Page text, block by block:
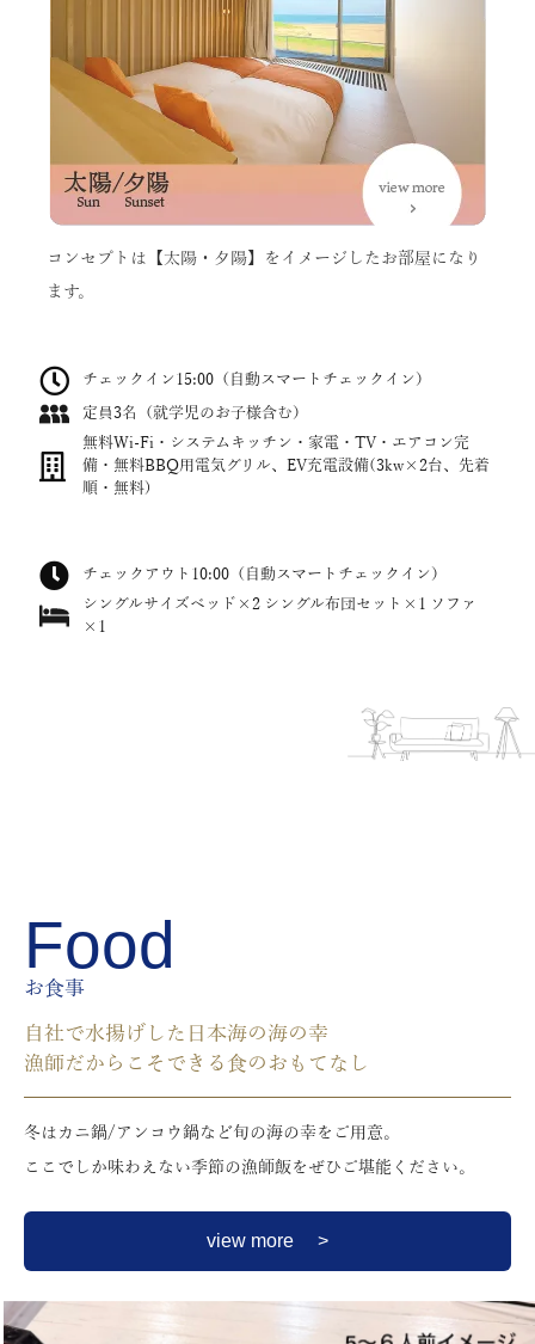
コンセプトは【太陽・夕陽】をイメージしたお部屋になり
ます。
チェックイン15:00（自動スマートチェックイン）
定員3名（就学児のお子様含む）
無料Wi-Fi・システムキッチン・家電・TV・エアコン完
備・無料BBQ用電気グリル、EV充電設備(3kw×2台、先着
順・無料)
チェックアウト10:00（自動スマートチェックイン）
シングルサイズベッド×2 シングル布団セット×1 ソファ
×1
Food
お食事
自社で水揚げした日本海の海の幸
漁師だからこそできる食のおもてなし
冬はカニ鍋/アンコウ鍋など旬の海の幸をご用意。
ここでしか味わえない季節の漁師飯をぜひご堪能ください。
view more >